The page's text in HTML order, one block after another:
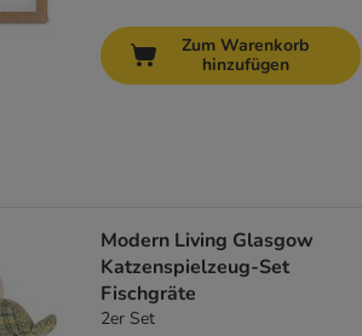
Zum Warenkorb
hinzufügen
Modern Living Glasgow
Katzenspielzeug-Set
Fischgräte
2er Set